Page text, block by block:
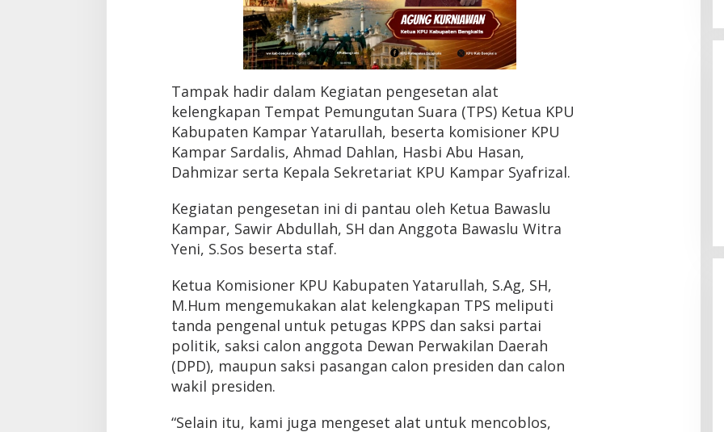
Tampak hadir dalam Kegiatan pengesetan alat
kelengkapan Tempat Pemungutan Suara (TPS) Ketua KPU
Kabupaten Kampar Yatarullah, beserta komisioner KPU
Kampar Sardalis, Ahmad Dahlan, Hasbi Abu Hasan,
Dahmizar serta Kepala Sekretariat KPU Kampar Syafrizal.
Kegiatan pengesetan ini di pantau oleh Ketua Bawaslu
Kampar, Sawir Abdullah, SH dan Anggota Bawaslu Witra
Yeni, S.Sos beserta staf.
Ketua Komisioner KPU Kabupaten Yatarullah, S.Ag, SH,
M.Hum mengemukakan alat kelengkapan TPS meliputi
tanda pengenal untuk petugas KPPS dan saksi partai
politik, saksi calon anggota Dewan Perwakilan Daerah
(DPD), maupun saksi pasangan calon presiden dan calon
wakil presiden.
“Selain itu, kami juga mengeset alat untuk mencoblos,
HMI Pelalawan “Semprot”
DPRD, Soroti Pengawasan